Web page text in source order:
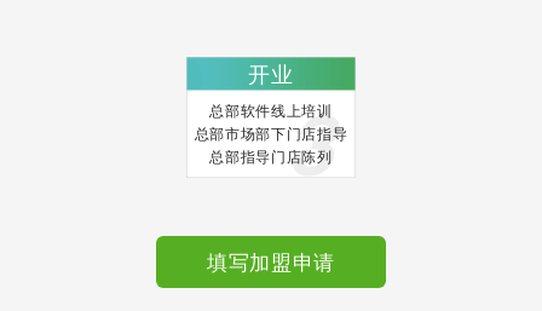
开业
总部软件线上培训
总部市场部下门店指导
总部指导门店陈列
填写加盟申请